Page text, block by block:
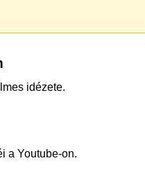
idézete.
a Youtube-on.